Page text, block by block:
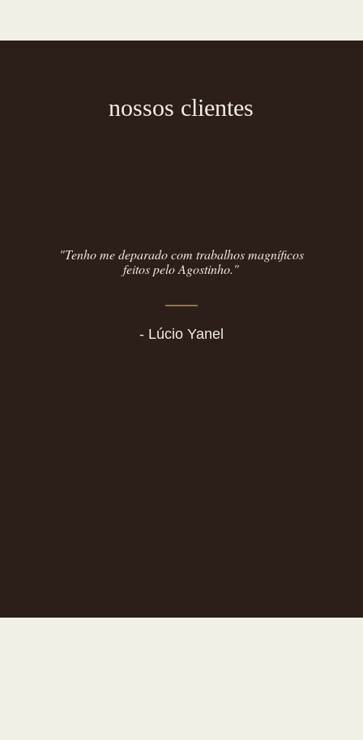
nossos clientes
"Tenho me deparado com trabalhos magníficos
feitos pelo Agostinho."
- Lúcio Yanel